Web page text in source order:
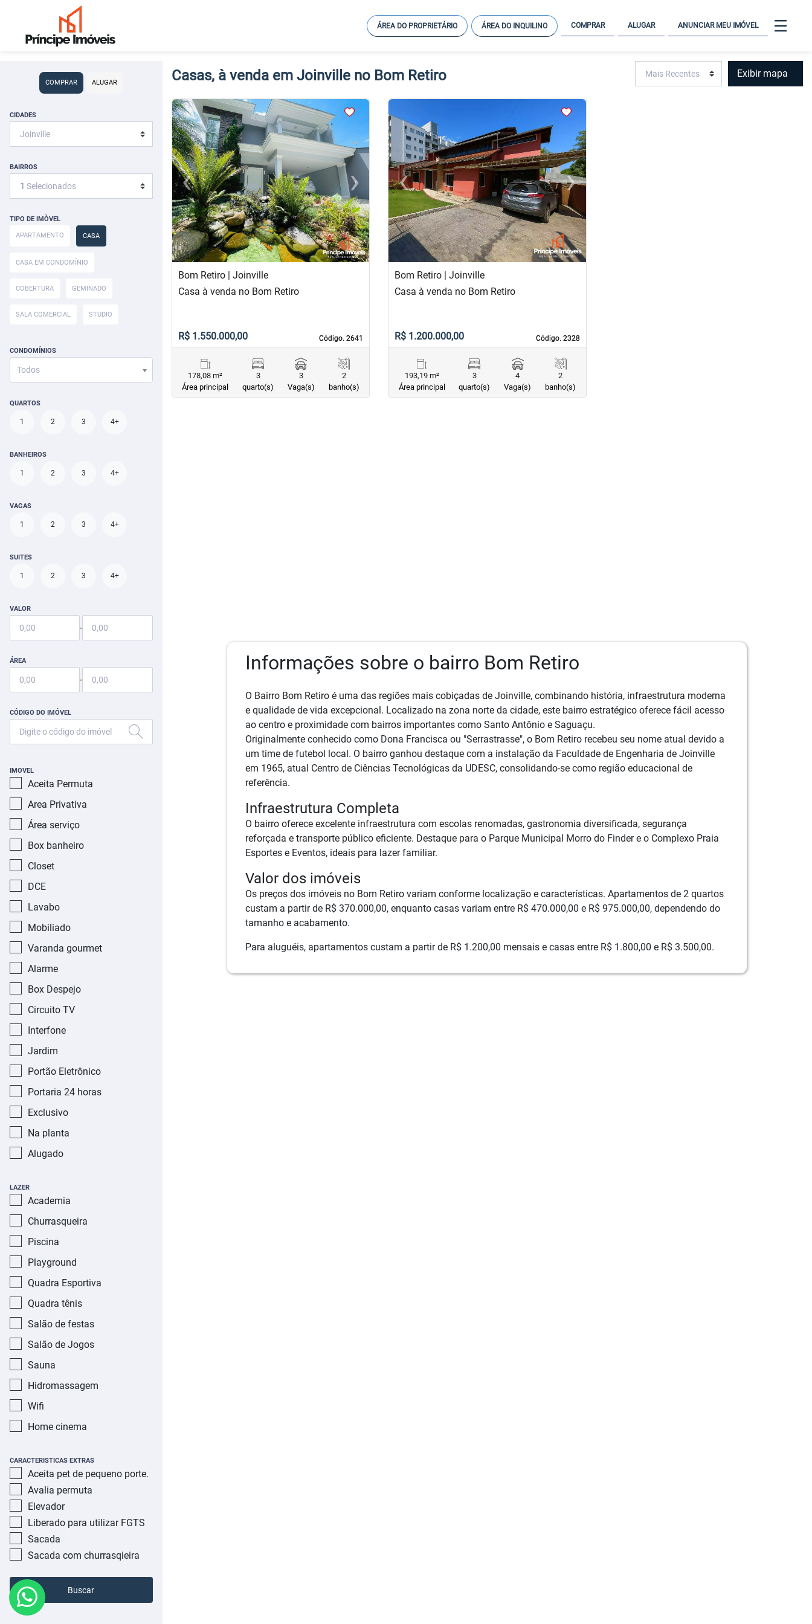
ÁREA DO PROPRIETÁRIO ÁREA DO INQUILINO COMPRAR ALUGAR ANUNCIAR MEU IMÓVEL
COMPRAR ALUGAR
CIDADES
BAIRROS
1 Selecionados
TIPO DE IMÒVEL
APARTAMENTO CASA
CASA EM CONDOMÍNIO
COBERTURA GEMINADO
SALA COMERCIAL STUDIO
CONDOMÍNIOS
Todos
QUARTOS
1 2 3 4+
BANHEIROS
1 2 3 4+
VAGAS
1 2 3 4+
SUITES
1 2 3 4+
VALOR
-
ÁREA
-
CÓDIGO DO IMÓVEL
IMOVEL
Aceita Permuta
Area Privativa
Área serviço
Box banheiro
Closet
DCE
Lavabo
Mobiliado
Varanda gourmet
Alarme
Box Despejo
Circuito TV
Interfone
Jardim
Portão Eletrônico
Portaria 24 horas
Exclusivo
Na planta
Alugado
LAZER
Academia
Churrasqueira
Piscina
Playground
Quadra Esportiva
Quadra tênis
Salão de festas
Salão de Jogos
Sauna
Hidromassagem
Wifi
Home cinema
CARACTERISTICAS EXTRAS
Aceita pet de pequeno porte.
Avalia permuta
Elevador
Liberado para utilizar FGTS
Sacada
Sacada com churrasqieira
Buscar
Casas, à venda em Joinville no Bom Retiro Exibir mapa
<<<<
‹Previous ›Next
Bom Retiro | Joinville
Código. 2641
Código. 2641
Casa à venda no Bom Retiro
R$ 1.550.000,00
178,08 m²
Área principal
3
quarto(s)
3
Vaga(s)
2
banho(s)
<
‹Previous ›Next
Bom Retiro | Joinville
Código. 2328
Código. 2328
Casa à venda no Bom Retiro
R$ 1.200.000,00
193,19 m²
Área principal
3
quarto(s)
4
Vaga(s)
2
banho(s)
Informações sobre o bairro Bom Retiro
O Bairro Bom Retiro é uma das regiões mais cobiçadas de Joinville, combinando história, infraestrutura moderna
e qualidade de vida excepcional. Localizado na zona norte da cidade, este bairro estratégico oferece fácil acesso
ao centro e proximidade com bairros importantes como Santo Antônio e Saguaçu.
Originalmente conhecido como Dona Francisca ou "Serrastrasse", o Bom Retiro recebeu seu nome atual devido a
um time de futebol local. O bairro ganhou destaque com a instalação da Faculdade de Engenharia de Joinville
em 1965, atual Centro de Ciências Tecnológicas da UDESC, consolidando-se como região educacional de
referência.
Infraestrutura Completa
O bairro oferece excelente infraestrutura com escolas renomadas, gastronomia diversificada, segurança
reforçada e transporte público eficiente. Destaque para o Parque Municipal Morro do Finder e o Complexo Praia
Esportes e Eventos, ideais para lazer familiar.
Valor dos imóveis
Os preços dos imóveis no Bom Retiro variam conforme localização e características. Apartamentos de 2 quartos
custam a partir de R$ 370.000,00, enquanto casas variam entre R$ 470.000,00 e R$ 975.000,00, dependendo do
tamanho e acabamento.
Para aluguéis, apartamentos custam a partir de R$ 1.200,00 mensais e casas entre R$ 1.800,00 e R$ 3.500,00.